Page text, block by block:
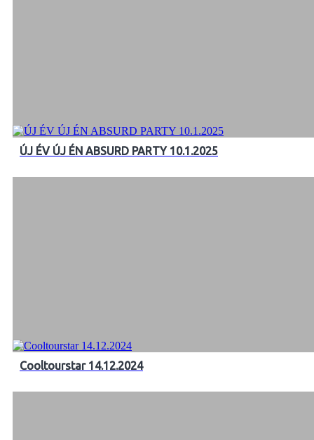
ÚJ ÉV ÚJ ÉN ABSURD PARTY 10.1.2025
Cooltourstar 14.12.2024